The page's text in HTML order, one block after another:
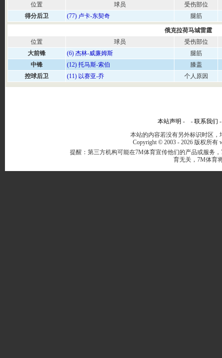
位置
球员
受伤部位
得分后卫
(77) 卢卡-东契奇 腿筋
俄克拉荷马城雷霆
位置
球员
受伤部位
大前锋
(6) 杰林-威廉姆斯
腿筋
中锋
(12) 托马斯-索伯
膝盖
控球后卫
(11) 以赛亚-乔 个人原因
本站声明 - - 联系我们
本站的内容若没有另外标识时区
Copyright © 2003 - 2026 版权所有
提醒：第三方机构可能在7M体育宣传他们的产品或服务
育无关，7M体育